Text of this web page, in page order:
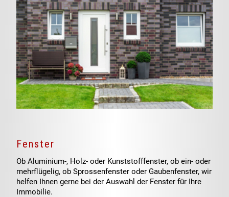
Fenster
Ob Aluminium-, Holz- oder Kunststofffenster, ob ein- oder
mehrflügelig, ob Sprossenfenster oder Gaubenfenster, wir
helfen Ihnen gerne bei der Auswahl der Fenster für Ihre
Immobilie.